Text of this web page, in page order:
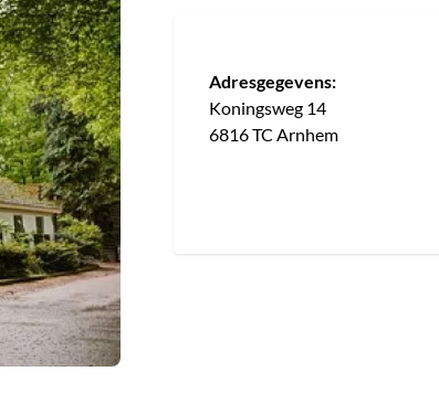
Adresgegevens:
Koningsweg 14
6816 TC Arnhem